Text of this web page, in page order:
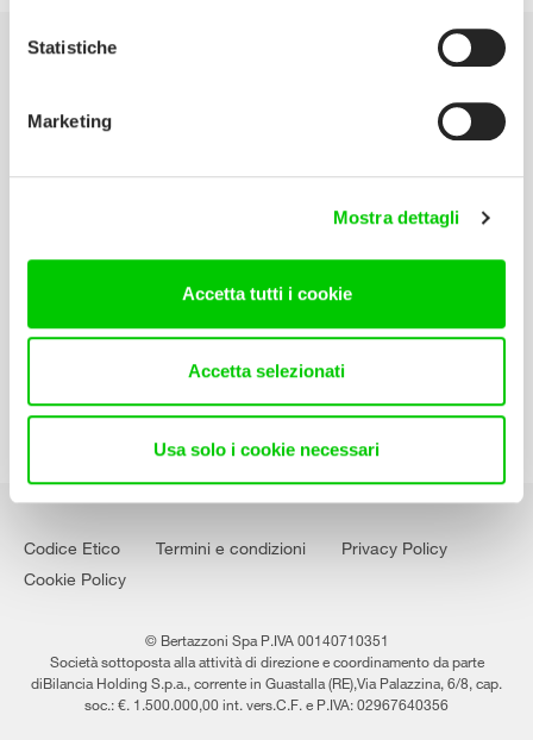
Statistiche
Marketing
Mostra dettagli
Accetta tutti i cookie
Accetta selezionati
Usa solo i cookie necessari
Codice Etico Termini e condizioni
Privacy Policy
Cookie Policy
© Bertazzoni Spa P.IVA 00140710351
Società sottoposta alla attività di direzione e coordinamento da parte
diBilancia Holding S.p.a., corrente in Guastalla (RE),Via Palazzina, 6/8, cap.
soc.: €. 1.500.000,00 int. vers.C.F. e P.IVA: 02967640356